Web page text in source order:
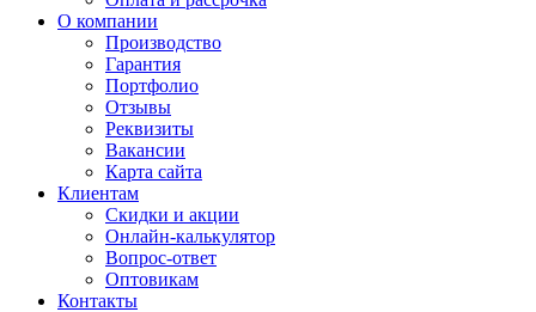
О компании
Производство
Гарантия
Портфолио
Отзывы
Реквизиты
Вакансии
Карта сайта
Клиентам
Скидки и акции
Онлайн-калькулятор
Вопрос-ответ
Оптовикам
Контакты